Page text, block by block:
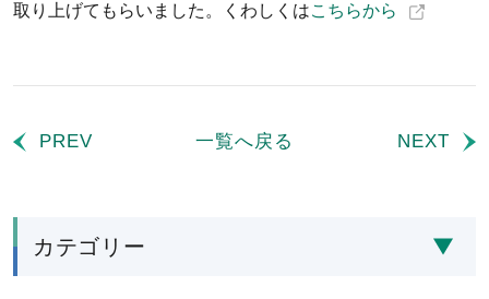
取り上げてもらいました。くわしくはこちらから
PREV 一覧へ戻る NEXT
カテゴリー